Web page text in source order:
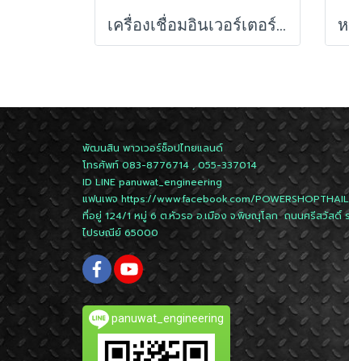
เครื่องเชื่อมอินเวอร์เตอร์ 125A รุ่น MIG125 JASIC
พัฒนสิน พาวเวอร์ช็อปไทยแลนด์
โทรศัพท์ 083-8776714 , 055-337014
ID LINEpanuwat_engineering
แฟนเพจhttps://www.facebook.com/
ที่อยู่ 124/1 หมู่ 6 ต.หัวรอ อ.เมือง จ.พิษณุโลก ถนนศรีสวัสดิ์
ไปรษณีย์ 65000
panuwat_engineering